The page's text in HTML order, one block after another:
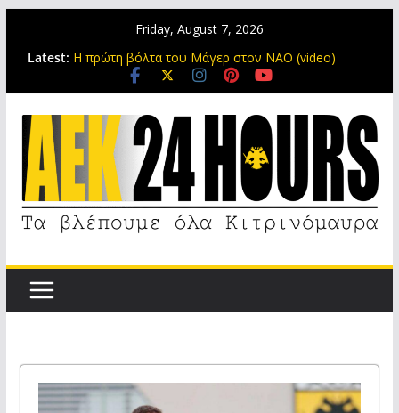
Friday, August 7, 2026
Latest: αδελφό μας Μιχάλη
Η πρώτη βόλτα του Μάγερ στον ΝΑΟ (video)
Ο Μάριος Ηλιόπουλος υποδέχθηκε τον Μάγερ με
τον Κροάτη να δηλώνει πως “είναι κίνητρο η ΑΕΚ”
(video)
Η Original 21 τονίζει ότι ο Μιχάλης θα είναι πάντα
παρών!